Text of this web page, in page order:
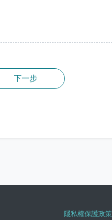
隱私權保護政策